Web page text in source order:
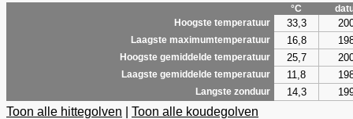
°C
Hoogste temperatuur
33,3
Laagste maximumtemperatuur 16,8
Hoogste gemiddelde temperatuur 25,7
Laagste gemiddelde temperatuur 11,8
Langste zonduur 14,3
Toon alle hittegolven
Toon alle koudegolven